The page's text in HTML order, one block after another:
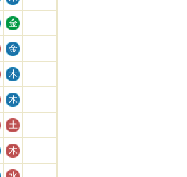
金
金
木
木
土
木